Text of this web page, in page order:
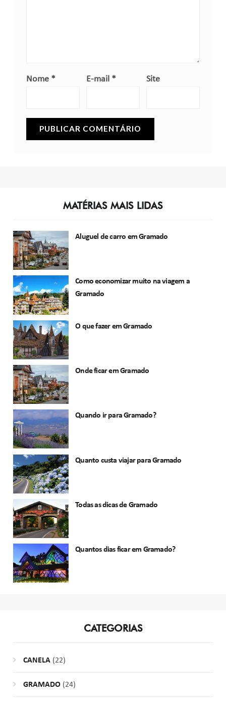
Nome * E-mail * Site
MATÉRIAS MAIS LIDAS
Aluguel de carro em Gramado
Como economizar muito na viagem a
Gramado
O que fazer em Gramado
Onde ficar em Gramado
Quando ir para Gramado?
Quanto custa viajar para Gramado
Todas as dicas de Gramado
Quantos dias ficar em Gramado?
CATEGORIAS
CANELA(22)
GRAMADO(24)